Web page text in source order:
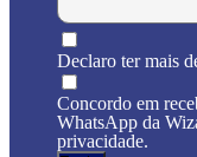
Declaro ter mais
Concordo em
WhatsApp da
privacidade.